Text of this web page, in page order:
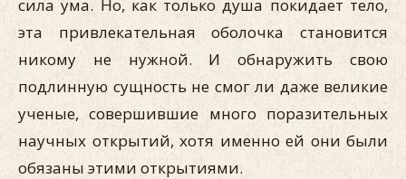
сила ума. Но, как только душа покидает тело,
эта привлекательная оболочка становится
никому не нужной. И обнаружить свою
подлинную сущность не смог ли даже великие
ученые, совершившие много поразительных
научных открытий, хотя именно ей они были
обязаны этими открытиями.